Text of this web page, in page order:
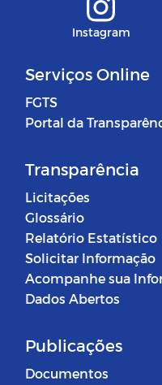
Instagram
Serviços Online
FGTS
Portal da
Transparência
Licitações
Glossário
Relatório Estatístico
Solicitar Informação
Acompanhe sua
Dados Abertos
Publicações
Documentos